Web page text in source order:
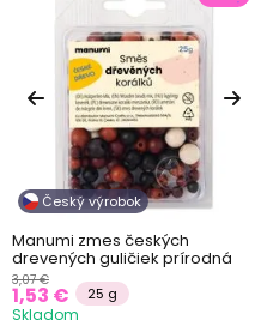
Český výrobok
Manumi zmes českých
drevených guličiek prírodná
3,07 €
1,53 € 25 g
Skladom